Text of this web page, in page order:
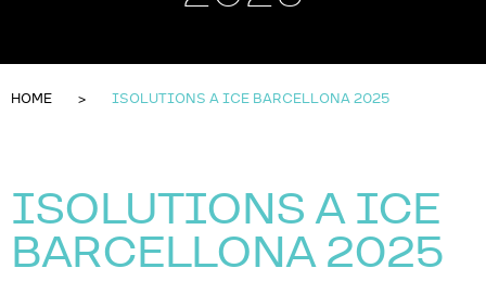
HOME ISOLUTIONS A ICE BARCELLONA 2025
ISOLUTIONS A ICE
BARCELLONA 2025